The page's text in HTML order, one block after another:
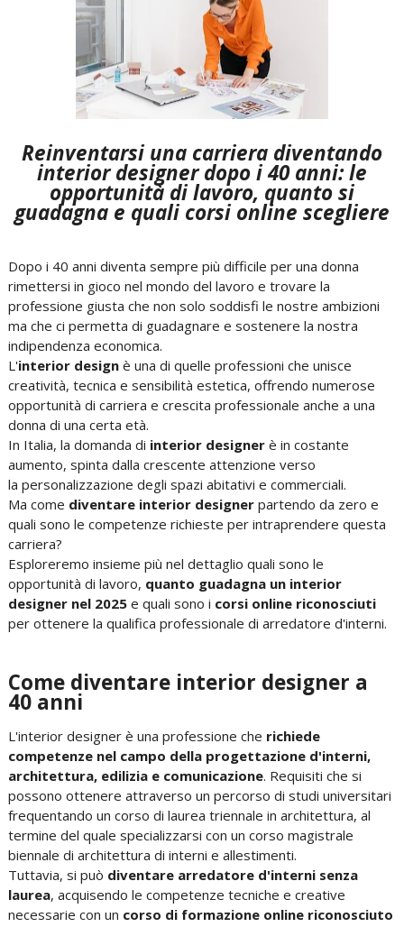
Reinventarsi una carriera diventando
interior designer dopo i 40 anni: le
opportunità di lavoro, quanto si
guadagna e quali corsi online scegliere
Dopo i 40 anni diventa sempre più difficile per una donna
rimettersi in gioco nel mondo del lavoro e trovare la
professione giusta che non solo soddisfi le nostre ambizioni
ma che ci permetta di guadagnare e sostenere la nostra
indipendenza economica.
L'interior designè una di quelle professioni che unisce
creatività, tecnica e sensibilità estetica, offrendo numerose
opportunità di carriera e crescita professionale anche a una
donna di una certa età.
In Italia, la domanda di interior designerè in costante
aumento, spinta dalla crescente attenzione verso
la personalizzazione degli spazi abitativi e commerciali.
Ma come diventare interior designerpartendo da zero e
quali sono le competenze richieste per intraprendere questa
carriera?
Esploreremo insieme più nel dettaglio quali sono le
opportunità di lavoro, quanto guadagna un interior
designer nel 2025 e quali sono i corsi online riconosciuti
per ottenere la qualifica professionale di arredatore d'interni.
Come diventare interior designer a
40 anni
L'interior designer è una professione che richiede
competenze nel campo dellaprogettazione d'interni,
architettura, edilizia e comunicazione. Requisiti che si
possono ottenere attraverso un percorso di studi universitari
frequentando un corso di laurea triennale in architettura, al
termine del quale specializzarsi con un corso magistrale
biennale di architettura di interni e allestimenti.
Tuttavia, si può diventare arredatore d'interni senza
laurea, acquisendo le competenze tecniche e creative
necessarie con un corso di formazione online riconosciuto